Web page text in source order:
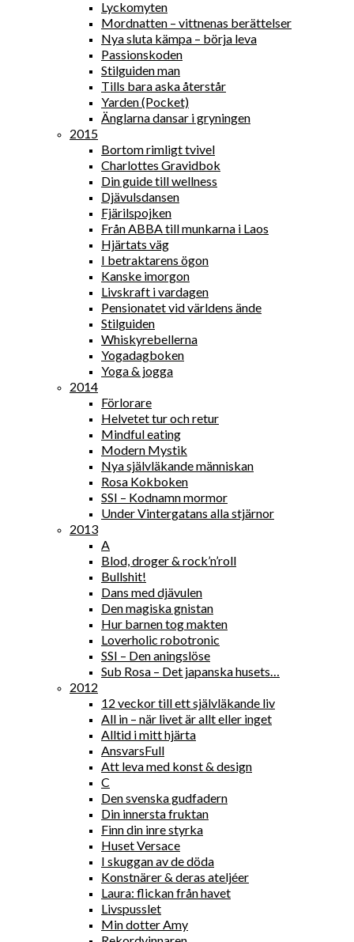
Lyckomyten
Mordnatten – vittnenas berättelser
Nya sluta kämpa – börja leva
Passionskoden
Stilguiden man
Tills bara aska återstår
Yarden (Pocket)
Änglarna dansar i gryningen
2015
Bortom rimligt tvivel
Charlottes Gravidbok
Din guide till wellness
Djävulsdansen
Fjärilspojken
Från ABBA till munkarna i Laos
Hjärtats väg
I betraktarens ögon
Kanske imorgon
Livskraft i vardagen
Pensionatet vid världens ände
Stilguiden
Whiskyrebellerna
Yogadagboken
Yoga & jogga
2014
Förlorare
Helvetet tur och retur
Mindful eating
Modern Mystik
Nya självläkande människan
Rosa Kokboken
SSI – Kodnamn mormor
Under Vintergatans alla stjärnor
2013
A
Blod, droger & rock’n’roll
Bullshit!
Dans med djävulen
Den magiska gnistan
Hur barnen tog makten
Loverholic robotronic
SSI – Den aningslöse
Sub Rosa – Det japanska husets…
2012
12 veckor till ett självläkande liv
All in – när livet är allt eller inget
Alltid i mitt hjärta
AnsvarsFull
Att leva med konst & design
C
Den svenska gudfadern
Din innersta fruktan
Finn din inre styrka
Huset Versace
I skuggan av de döda
Konstnärer & deras ateljéer
Laura: flickan från havet
Livspusslet
Min dotter Amy